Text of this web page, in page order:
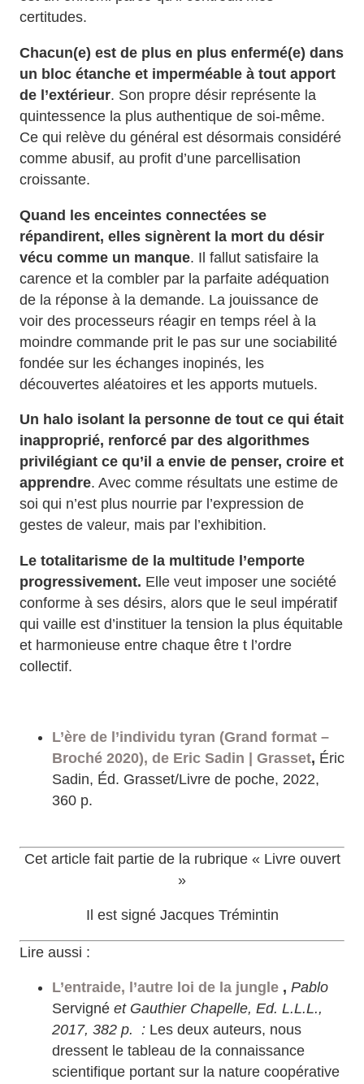
certitudes.
Chacun(e) est de plus en plus enfermé(e) dans
un bloc étanche et imperméable à tout apport
de l’extérieur. Son propre désir représente la
quintessence la plus authentique de soi-même.
Ce qui relève du général est désormais considéré
comme abusif, au profit d’une parcellisation
croissante.
Quand les enceintes connectées se
répandirent, elles signèrent la mort du désir
vécu comme un manque. Il fallut satisfaire la
carence et la combler par la parfaite adéquation
de la réponse à la demande. La jouissance de
voir des processeurs réagir en temps réel à la
moindre commande prit le pas sur une sociabilité
fondée sur les échanges inopinés, les
découvertes aléatoires et les apports mutuels.
Un halo isolant la personne de tout ce qui était
inapproprié, renforcé par des algorithmes
privilégiant ce qu’il a envie de penser, croire et
apprendre. Avec comme résultats une estime de
soi qui n’est plus nourrie par l’expression de
gestes de valeur, mais par l’exhibition.
Le totalitarisme de la multitude l’emporte
progressivement. Elle veut imposer une société
conforme à ses désirs, alors que le seul impératif
qui vaille est d’instituer la tension la plus équitable
et harmonieuse entre chaque être t l’ordre
collectif.
L’ère de l’individu tyran (Grand format –
Broché 2020), de Eric Sadin | Grasset, Éric
Sadin, Éd. Grasset/Livre de poche, 2022,
360 p.
Cet article fait partie de la rubrique « Livre ouvert
»
Il est signé Jacques Trémintin
Lire aussi :
L’entraide, l’autre loi de la jungle , Pablo
Servigné et Gauthier Chapelle, Ed. L.L.L.,
2017, 382 p. : Les deux auteurs, nous
dressent le tableau de la connaissance
scientifique portant sur la nature coopérative